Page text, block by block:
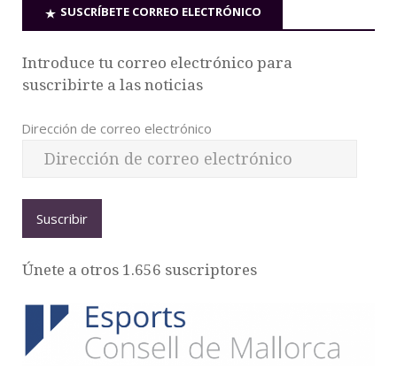
SUSCRÍBETE CORREO ELECTRÓNICO
Introduce tu correo electrónico para
suscribirte a las noticias
Dirección de correo electrónico
Suscribir
Únete a otros 1.656 suscriptores